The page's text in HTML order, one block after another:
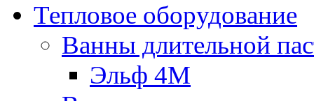
Тепловое оборудование
Ванны длительной
Эльф 4М